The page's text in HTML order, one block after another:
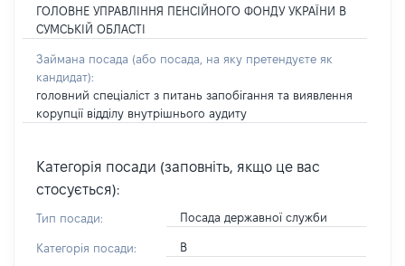
ГОЛОВНЕ УПРАВЛІННЯ ПЕНСІЙНОГО ФОНДУ УКРАЇНИ В
СУМСЬКІЙ ОБЛАСТІ
Займана посада (або посада, на яку претендуєте як
кандидат):
головний спеціаліст з питань запобігання та виявлення
корупції відділу внутрішнього аудиту
Категорія посади (заповніть, якщо це вас
стосується):
Тип посади: Посада державної служби
Категорія посади: В